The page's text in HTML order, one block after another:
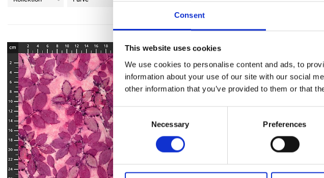
Consent
This website uses cookies
We use cookies to personalise content and ads, to
information about your use of our site with our social
other information that you’ve provided to them or that
Consent
Selection
Necessary Preferences